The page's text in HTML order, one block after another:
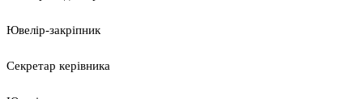
Ювелір-закріпник
Секретар керівника